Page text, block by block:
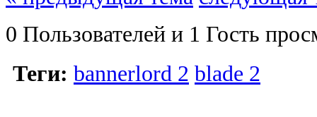
0 Пользователей и 1 Гость
Теги: bannerlord 2 blade 2